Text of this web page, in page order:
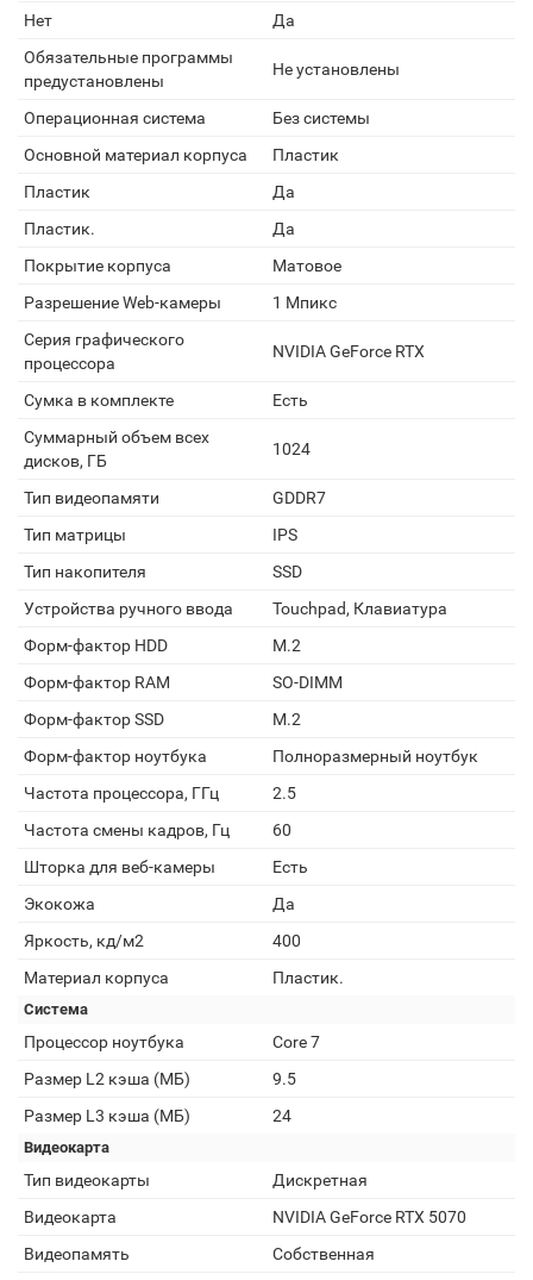
Нет
Да
Обязательные программы
предустановлены
Не установлены
Операционная система
Без системы
Основной материал корпуса
Пластик
Пластик
Да
Пластик.
Да
Покрытие корпуса
Матовое
Разрешение Web-камеры
1 Мпикс
Серия графического
процессора
NVIDIA GeForce RTX
Сумка в комплекте
Есть
Суммарный объем всех
дисков, ГБ
1024
Тип видеопамяти
GDDR7
Тип матрицы
IPS
Тип накопителя
SSD
Устройства ручного ввода
Touchpad, Клавиатура
Форм-фактор HDD
M.2
Форм-фактор RAM
SO-DIMM
Форм-фактор SSD
M.2
Форм-фактор ноутбука
Полноразмерный ноутбук
Частота процессора, ГГц
2.5
Частота смены кадров, Гц
60
Шторка для веб-камеры
Есть
Экокожа
Да
Яркость, кд/м2
400
Материал корпуса
Пластик.
Система
Процессор ноутбука
Core 7
Размер L2 кэша (МБ)
9.5
Размер L3 кэша (МБ)
24
Видеокарта
Тип видеокарты
Дискретная
Видеокарта
NVIDIA GeForce RTX 5070
Видеопамять
Собственная